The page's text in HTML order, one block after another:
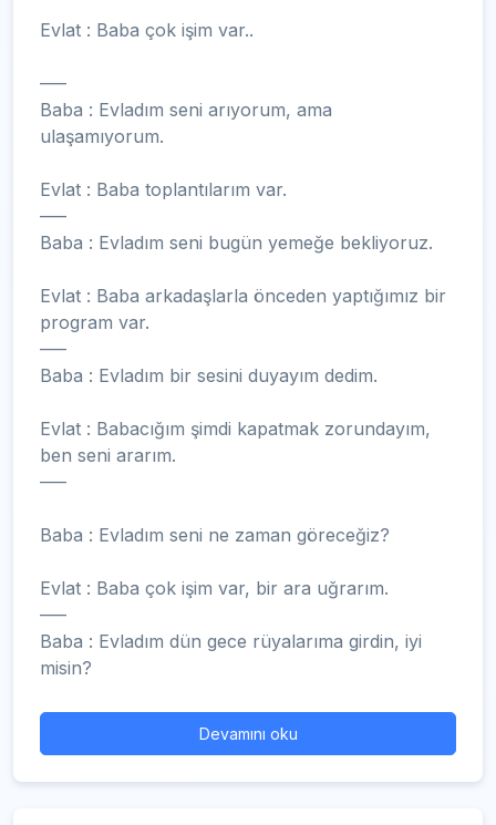
Evlat : Baba çok işim var..
—–
Baba : Evladım seni arıyorum, ama
ulaşamıyorum.
Evlat : Baba toplantılarım var.
—–
Baba : Evladım seni bugün yemeğe bekliyoruz.
Evlat : Baba arkadaşlarla önceden yaptığımız bir
program var.
—–
Baba : Evladım bir sesini duyayım dedim.
Evlat : Babacığım şimdi kapatmak zorundayım,
ben seni ararım.
—–
Baba : Evladım seni ne zaman göreceğiz?
Evlat : Baba çok işim var, bir ara uğrarım.
—–
Baba : Evladım dün gece rüyalarıma girdin, iyi
misin?
Devamını oku